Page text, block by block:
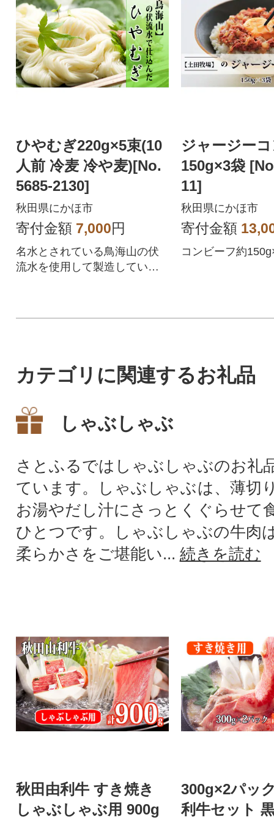
ひやむぎ220g×5束(10
人前 冷麦 冷や麦)[No.
5685-2130]
秋田県にかほ市
寄付金額 7,000円
名水とされている鳥海山の伏
流水を使用して製造していま
ジャージー
150g×3袋
11]
秋田県にかほ市
寄付金額
コンビーフ約
カテゴリに関連するお礼品
しゃぶしゃぶ
さとふるではしゃぶしゃぶのお礼
ています。しゃぶしゃぶは、薄切
お湯やだし汁にさっとくぐらせて
ひとつです。しゃぶしゃぶの牛肉
柔らかさをご堪能い... 続きを読む
秋田由利牛 すき焼き
しゃぶしゃぶ用 900g
300g×2パッ
利牛セット